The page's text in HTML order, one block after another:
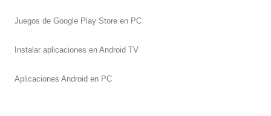
Juegos de Google Play Store en PC
Instalar aplicaciones en Android TV
Aplicaciones Android en PC